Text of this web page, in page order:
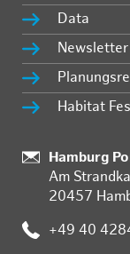
Data
Newsletter
Habitat
Standort:
Hamburg
Am
20457
Telefon:
+49 40